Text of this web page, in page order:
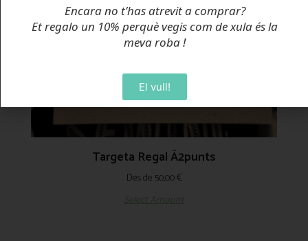
Targeta Regal Ä2punts
Des de 50,00€
Encara no t’has atrevit a comprar?
Et regalo un 10% perquè vegis com de xula és la
meva roba!
El vull!